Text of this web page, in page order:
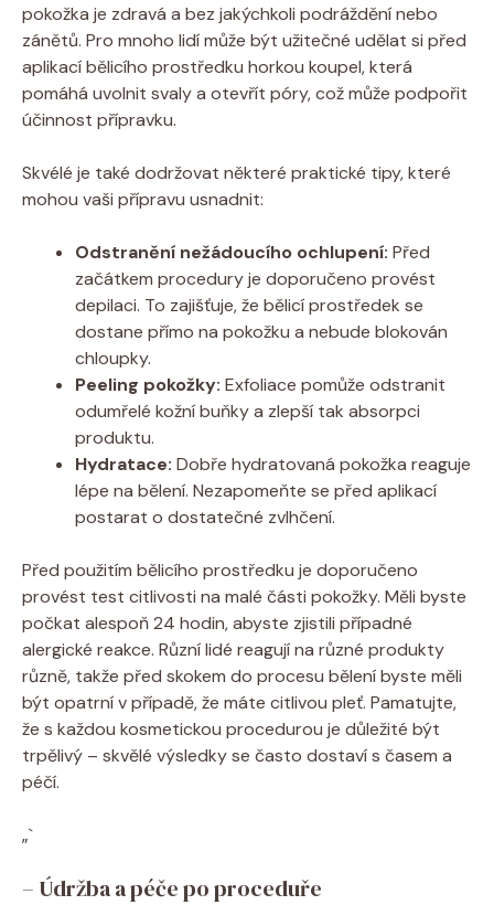
pokožka je zdravá a bez jakýchkoli podráždění nebo
zánětů. Pro mnoho lidí může být užitečné udělat si před
aplikací bělicího prostředku horkou koupel, která
pomáhá uvolnit svaly a otevřít póry, což může podpořit
účinnost přípravku.
Skvélé je také dodržovat některé praktické tipy, které
mohou vaši přípravu usnadnit:
Odstranění nežádoucího ochlupení: Před
začátkem procedury je doporučeno provést
depilaci. To zajišťuje, že bělicí prostředek se
dostane přímo na pokožku a nebude blokován
chloupky.
Peeling pokožky: Exfoliace pomůže odstranit
odumřelé kožní buňky a zlepší tak absorpci
produktu.
Hydratace: Dobře hydratovaná pokožka reaguje
lépe na bělení. Nezapomeňte se před aplikací
postarat o dostatečné zvlhčení.
Před použitím bělicího prostředku je doporučeno
provést test citlivosti na malé části pokožky. Měli byste
počkat alespoň 24 hodin, abyste zjistili případné
alergické reakce. Různí lidé reagují na různé produkty
různě, takže před skokem do procesu bělení byste měli
být opatrní v případě, že máte citlivou pleť. Pamatujte,
že s každou kosmetickou procedurou je důležité být
trpělivý – skvělé výsledky se často dostaví s časem a
péčí.
„`
– Údržba a péče po proceduře